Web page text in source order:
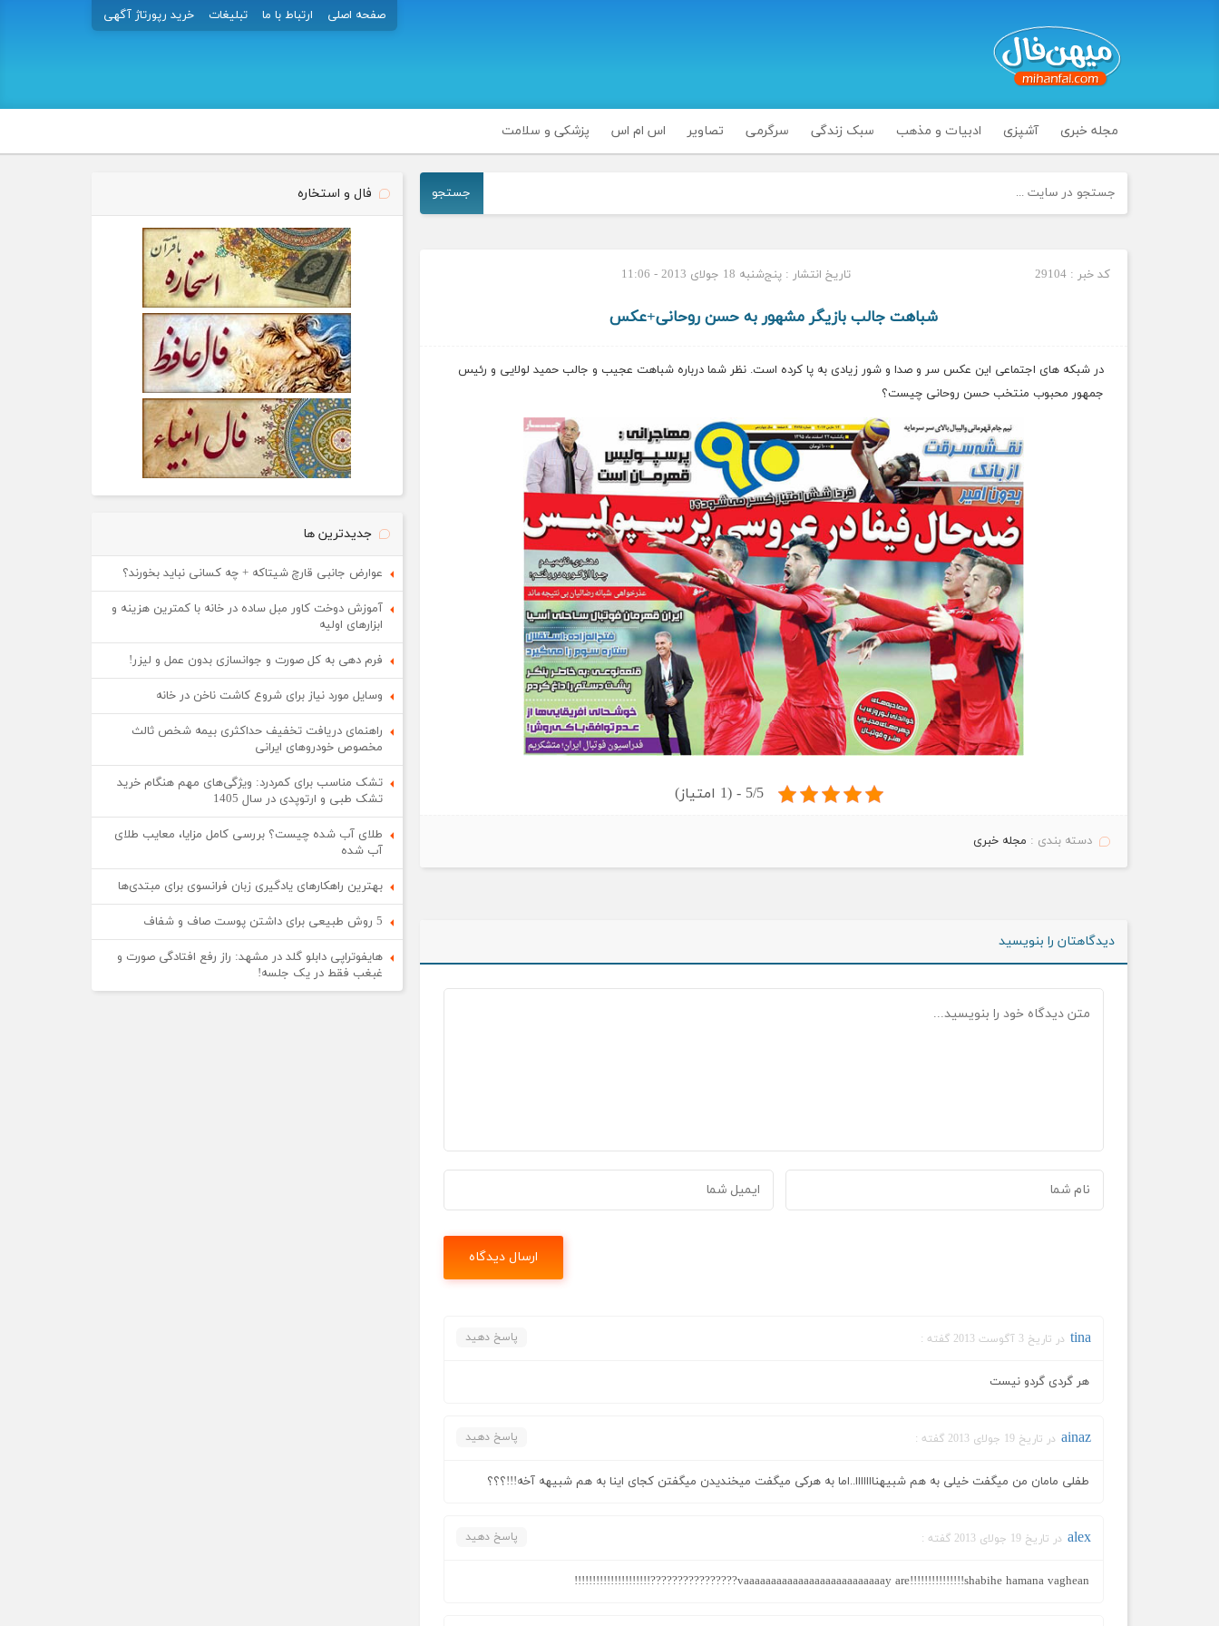
صفحه اصلی ارتباط با ما تبلیغات خرید رپورتاژ آگهی
مجله خبری آشپزی ادبیات و مذهب سبک زندگی سرگرمی تصاویر اس ام اس پزشکی و سلامت
جستجو
کد خبر : 29104 تاریخ انتشار : پنج‌شنبه 18 جولای 2013 - 11:06
شباهت جالب بازیگر مشهور به حسن روحانی+عکس
در شبکه های اجتماعی این عکس سر و صدا و شور زیادی به پا کرده است. نظر شما درباره شباهت عجیب و جالب حمید لولایی و رئیس
جمهور محبوب منتخب حسن روحانی چیست؟
5/5 - (1 امتیاز)
دسته بندی : مجله خبری
دیدگاهتان را بنویسید
tina در تاریخ 3 آگوست 2013 گفته : پاسخ دهید
هر گردی گردو نیست
ainaz در تاریخ 19 جولای 2013 گفته : پاسخ دهید
طفلی مامان من میگفت خیلی به هم شبیهنااااااا..اما به هرکی میگفت میخندیدن میگفتن کجای اینا به هم شبیهه آخه!!!؟؟؟
alex در تاریخ 19 جولای 2013 گفته : پاسخ دهید
vaaaaaaaaaaaaaaaaaaaaaaaaaay are!!!!!!!!!!!!!!!shabihe hamana vaghean????????????????!!!!!!!!!!!!!!!!!!!!!
فال و استخاره
جدیدترین ها
عوارض جانبی قارچ شیتاکه + چه کسانی نباید بخورند؟
آموزش دوخت کاور مبل ساده در خانه با کمترین هزینه و
ابزارهای اولیه
فرم دهی به کل صورت و جوانسازی بدون عمل و لیزر!
وسایل مورد نیاز برای شروع کاشت ناخن در خانه
راهنمای دریافت تخفیف حداکثری بیمه شخص ثالث
مخصوص خودروهای ایرانی
تشک مناسب برای کمردرد: ویژگی‌های مهم هنگام خرید
تشک طبی و ارتوپدی در سال 1405
طلای آب شده چیست؟ بررسی کامل مزایا، معایب طلای
آب شده
بهترین راهکارهای یادگیری زبان فرانسوی برای مبتدی‌ها
5 روش طبیعی برای داشتن پوست صاف و شفاف
هایفوتراپی دابلو گلد در مشهد: راز رفع افتادگی صورت و
غبغب فقط در یک جلسه!